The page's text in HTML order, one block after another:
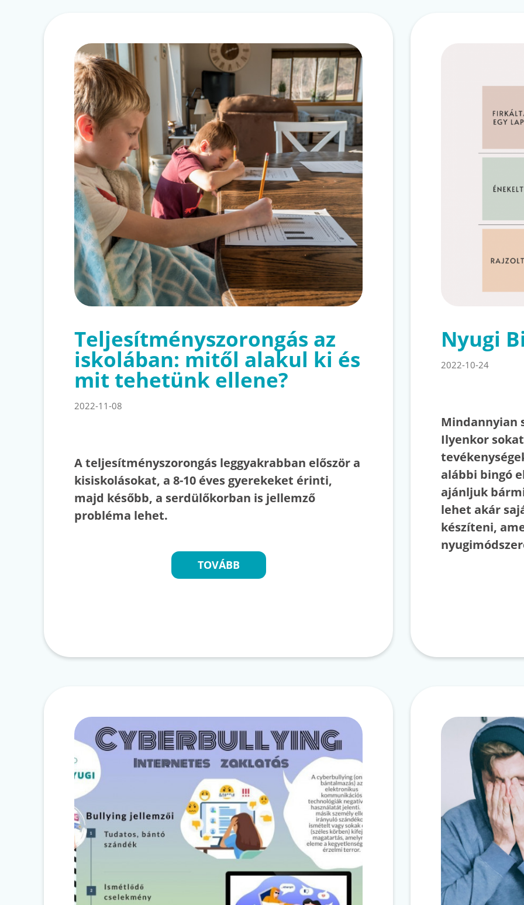
Teljesítményszorongás az
iskolában: mitől alakul ki és
mit tehetünk ellene?
2022-11-08
A teljesítményszorongás leggyakrabban először a
kisiskolásokat, a 8-10 éves gyerekeket érinti,
majd később, a serdülőkorban is jellemző
probléma lehet.
TOVÁBB
Nyugi
2022-10-24
Mindannyian
Ilyenkor
alábbi bingó
ajánljuk
lehet akár
készíteni,